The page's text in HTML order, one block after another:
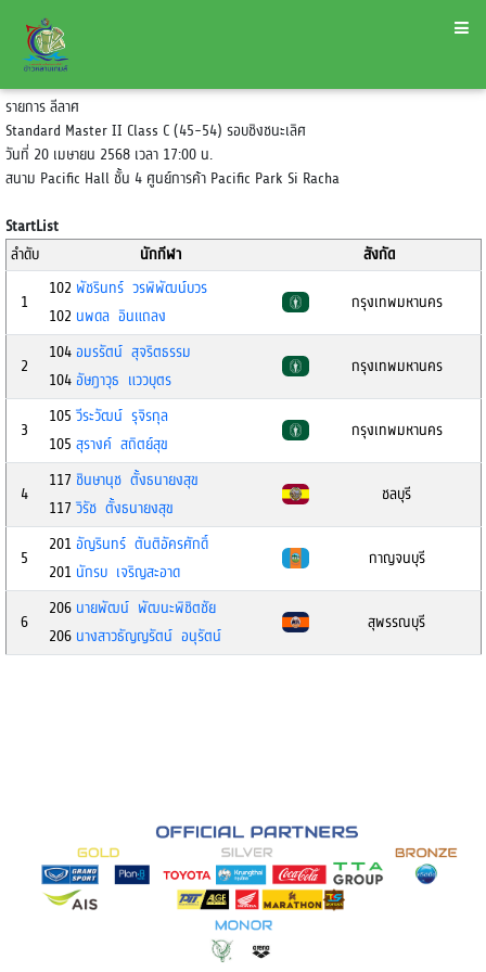
รายการ ลีลาศ
Standard Master II Class C (45-54) รอบชิงชนะเลิศ
วันที่ 20 เมษายน 2568 เวลา 17:00 น.
สนาม Pacific Hall ชั้น 4 ศูนย์การค้า Pacific Park Si Racha
StartList
ลำดับ
นักกีฬา สังกัด
1
102 พัชรินทร์ วรพิพัฒน์บวร
102 นพดล อินแถลง
กรุงเทพมหานคร
2
104 อมรรัตน์ สุจริตธรรม
104 อัษฎาวุธ แววบุตร
กรุงเทพมหานคร
3
105 วีระวัฒน์ รุจิรกุล
105 สุรางค์ สถิตย์สุข
กรุงเทพมหานคร
4
117 ชินษานุช ตั้งธนายงสุข
117 วิรัช ตั้งธนายงสุข
ชลบุรี
5
201 อัญรินทร์ ตันติอัครศักดิ์
201 นักรบ เจริญสะอาด
กาญจนบุรี
6
206 นายพัฒน์ พัฒนะพิชิตชัย
206 นางสาวธัญญรัตน์ อนุรัตน์
สุพรรณบุรี